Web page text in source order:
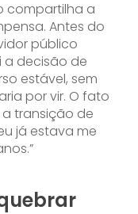
compartilha a
Antes do
público
a decisão de
estável, sem
por vir. O fato
transição de
já estava me